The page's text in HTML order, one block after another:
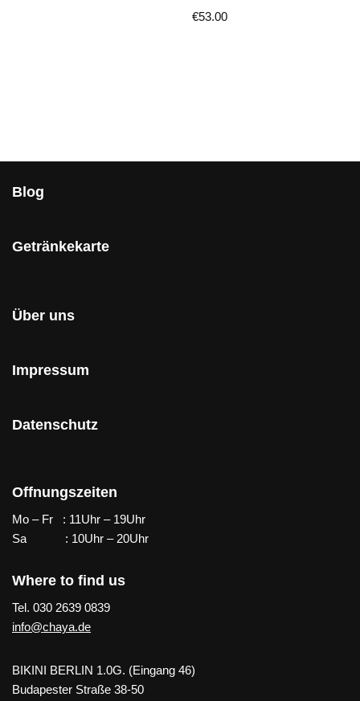
€53.00
Blog
Getränkekarte
Über uns
Impressum
Datenschutz
Offnungszeiten
Mo – Fr : 11Uhr – 19Uhr
Sa : 10Uhr – 20Uhr
Where to find us
Tel. 030 2639 0839
info@chaya.de
BIKINI BERLIN 1.0G. (Eingang 46)
Budapester Straße 38-50